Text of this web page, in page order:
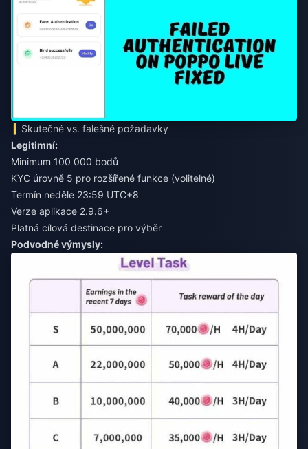
Skutečné vs. falešné požadavky
Legitimní:
Minimum 100 000 bodů
KYC úrovně 5 pro rozšířené funkce (volitelné)
Termín neděle 23:59 UTC+8
Verze aplikace 2.9.6+
Platná cílová destinace pro výběr
Podvodné výmysly: